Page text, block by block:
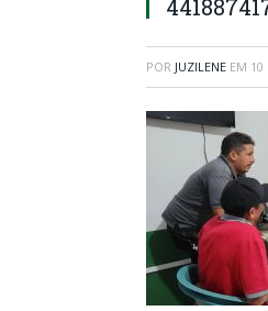
POR JUZILENE EM 10